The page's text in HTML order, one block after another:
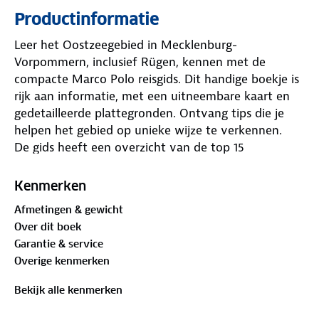
Productinformatie
Leer het Oostzeegebied in Mecklenburg-
Vorpommern, inclusief Rügen, kennen met de
compacte Marco Polo reisgids. Dit handige boekje is
rijk aan informatie, met een uitneembare kaart en
gedetailleerde plattegronden. Ontvang tips die je
helpen het gebied op unieke wijze te verkennen.
De gids heeft een overzicht van de top 15
verdeeld in duidelijke hoofdstukken: sightseeing,
tochten, voor kinderen, feesten, festivals &
evenementen, internet tips, praktische info van a
tot z, een taalgidsje, plattegronden en
straatnamenregister.
Kenmerken
Afmetingen & gewicht
Over dit boek
Garantie & service
Overige kenmerken
Bekijk alle kenmerken